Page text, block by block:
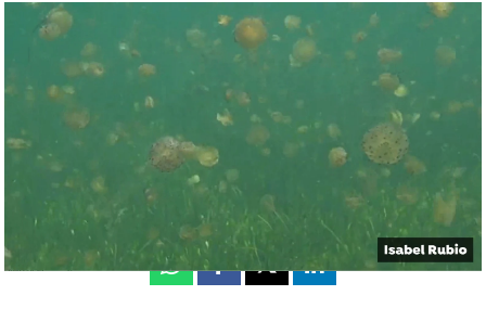
Invasión de medusas en el Mar Menor | Antena 3 Noticias
Joaquín Hernández
Publicado:
28 de junio de 2023, 18:18
WhatsappFacebook
X Linkedin